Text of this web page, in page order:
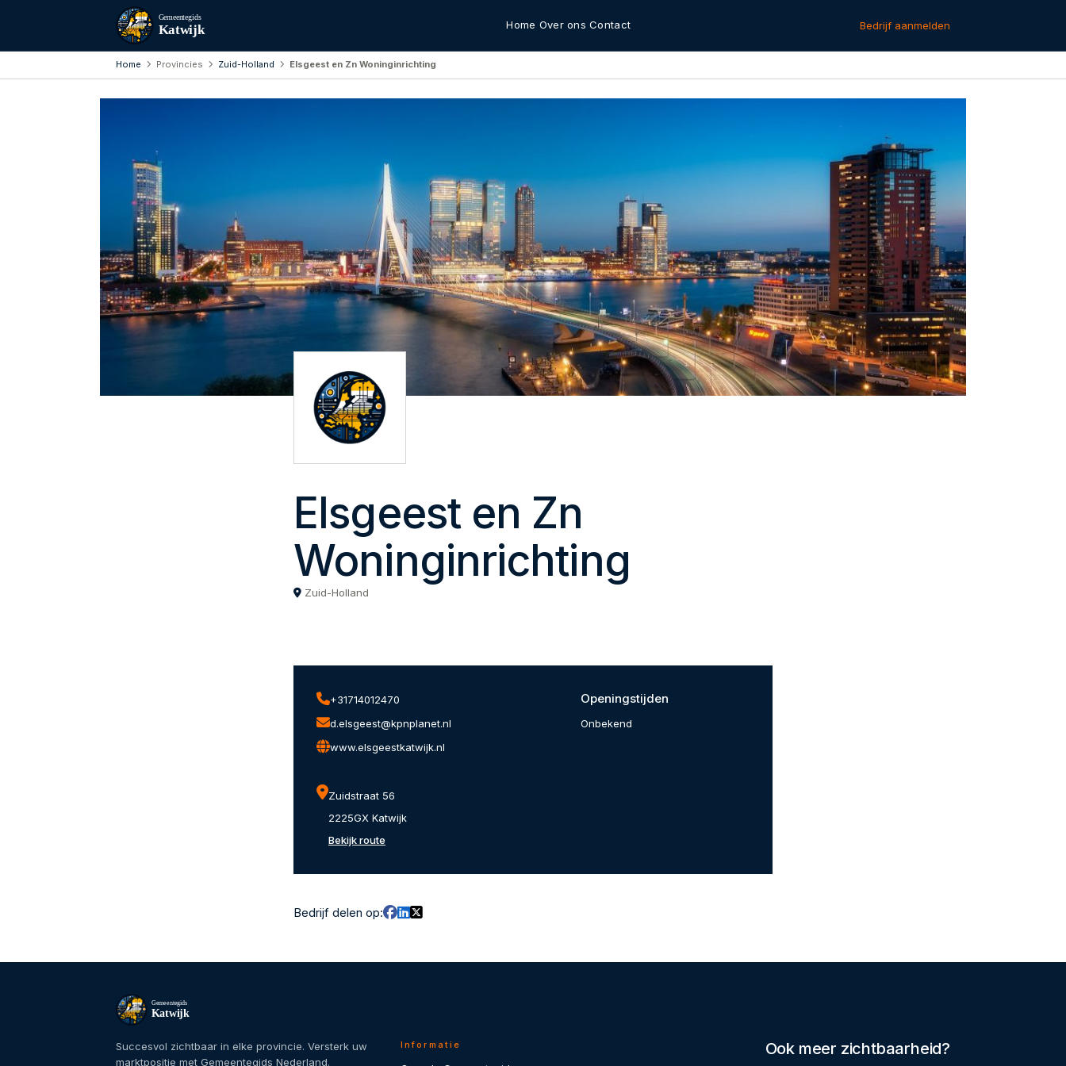
Gemeentegids
Katwijk Home Over ons Contact Bedrijf aanmelden
Home Provincies Zuid-Holland Elsgeest en Zn Woninginrichting
Elsgeest en Zn
Woninginrichting
Zuid-Holland
+31714012470
d.elsgeest@kpnplanet.nl
www.elsgeestkatwijk.nl
Zuidstraat 56
2225GX Katwijk
Bekijk route
Openingstijden
Onbekend
Bedrijf delen op:
Gemeentegids
Katwijk
Succesvol zichtbaar in elke provincie. Versterk uw
marktpositie met Gemeentegids Nederland.
Informatie Ook meer zichtbaarheid?